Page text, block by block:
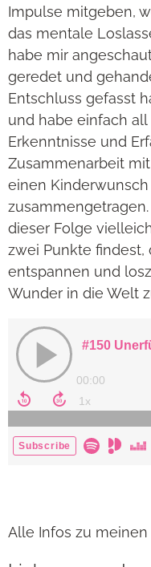
Impulse mitgeben,
das mentale
habe mir
geredet und
Entschluss gefasst
und habe einfach
Erkenntnisse und
Zusammenarbeit
einen
dieser Folge
zwei Punkte
entspannen und
Wunder in die Welt
Alle Infos zu